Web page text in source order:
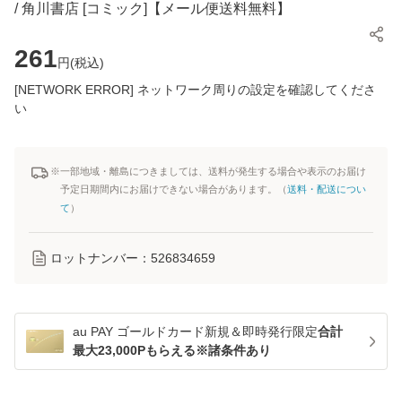
/ 角川書店 [コミック]【メール便送料無料】
261円(税込)
[NETWORK ERROR] ネットワーク周りの設定を確認してくださ
い
※一部地域・離島につきましては、送料が発生する場合や表示のお届け
予定日期間内にお届けできない場合があります。（送料・配送につい
て ）
ロットナンバー： 526834659
au PAY ゴールドカード新規＆即時発行限定合計
最大23,000Pもらえる※諸条件あり